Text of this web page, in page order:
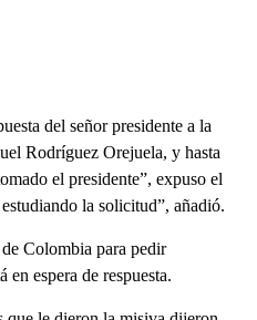
del señor presidente a la
Rodríguez Orejuela, y hasta
el presidente”, expuso el
la solicitud”, añadió.
Colombia para pedir
en espera de respuesta.